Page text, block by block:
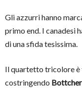
Gli azzurri hanno
primo end. I canadesi
di una sfida tesissima.
Il quartetto tricolore è
costringendo Bottcher